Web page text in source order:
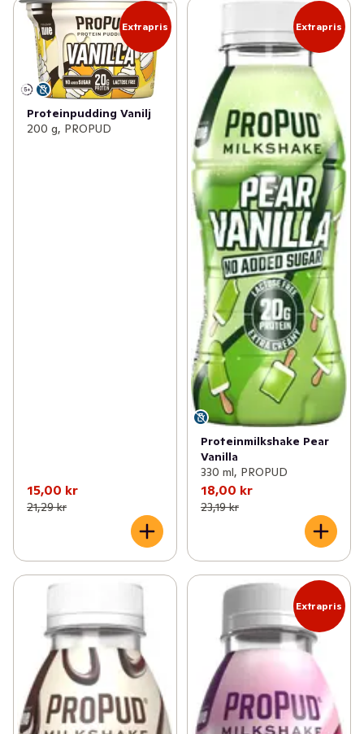
Extrapris
Proteinpudding Vanilj
200 g, PROPUD
15,00 kr
21,29 kr
Extrapris
Proteinmilkshake Pear
Vanilla
330 ml, PROPUD
18,00 kr
23,19 kr
Extrapris